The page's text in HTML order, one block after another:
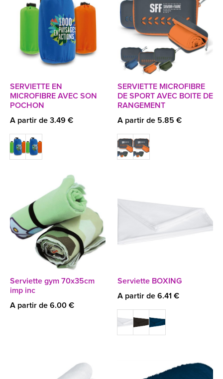
SERVIETTE EN
MICROFIBRE AVEC SON
POCHON
A partir de 3.49 €
SERVIETTE MICROFIBRE
DE SPORT AVEC BOITE DE
RANGEMENT
A partir de 5.85 €
Serviette gym 70x35cm
imp inc
A partir de 6.00 €
Serviette BOXING
A partir de 6.41 €